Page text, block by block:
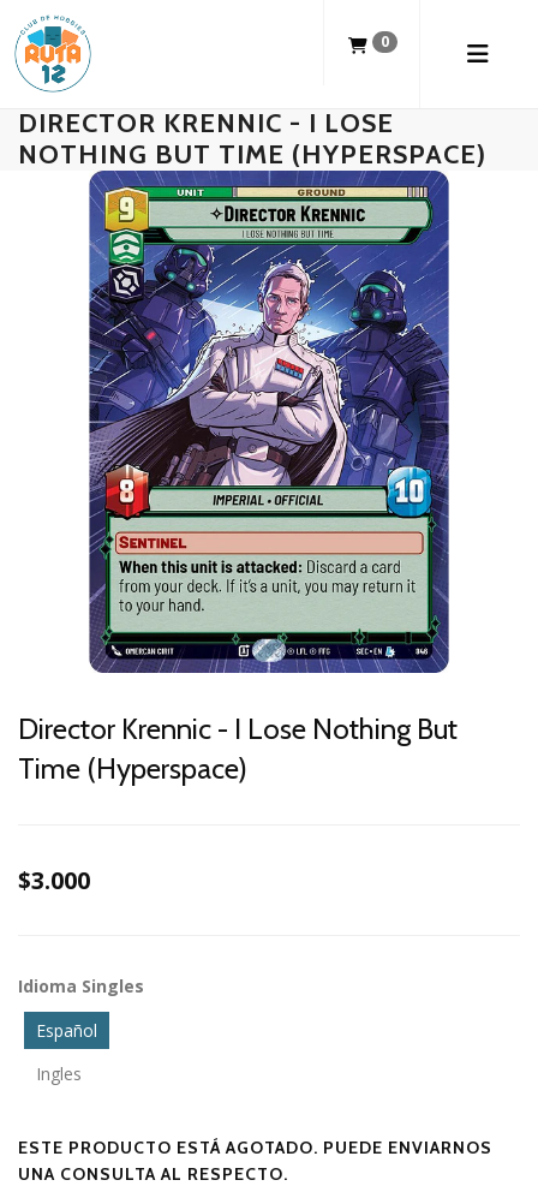
0
DIRECTOR KRENNIC - I LOSE
NOTHING BUT TIME (HYPERSPACE)
Director Krennic - I Lose Nothing But
Time (Hyperspace)
$3.000
Idioma Singles
Español
Ingles
ESTE PRODUCTO ESTÁ AGOTADO. PUEDE ENVIARNOS
UNA CONSULTA AL RESPECTO.